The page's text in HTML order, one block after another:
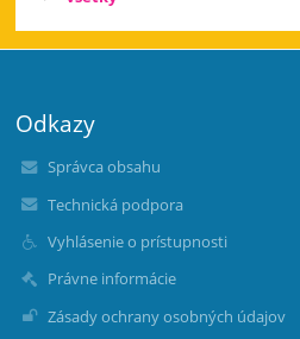
Odkazy
Správca obsahu
Technická podpora
Vyhlásenie o prístupnosti
Právne informácie
Zásady ochrany osobných údajov